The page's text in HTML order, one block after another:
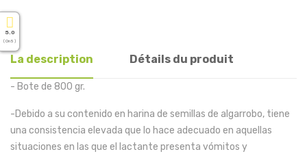
La description Détails du produit
- Bote de 800 gr.
-Debido a su contenido en harina de semillas de algarrobo, tiene
una consistencia elevada que lo hace adecuado en aquellas
situaciones en las que el lactante presenta vómitos y
5.0
( On 5 )